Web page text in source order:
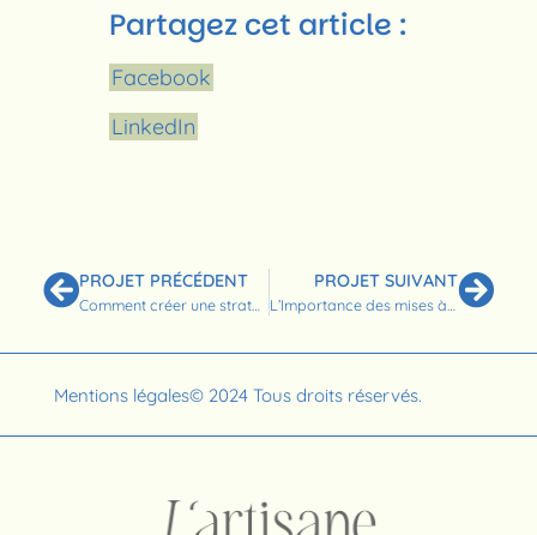
Partagez cet article :
Facebook
LinkedIn
PROJET PRÉCÉDENT
Comment créer une stratégie Social Ads efficace ?
PROJET SUIVANT
L’Importance des mises à jour WordPress pour la sécurité et les performances
Mentions légales© 2024 Tous droits réservés.